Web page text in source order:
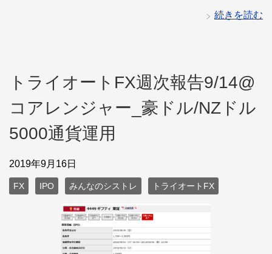
続きを読む
トライオートFX週次報告9/14@
コアレンジャー_豪ドル/NZドル
5000通貨運用
2019年9月16日
FX IPO みんなのシストレ トライオートFX